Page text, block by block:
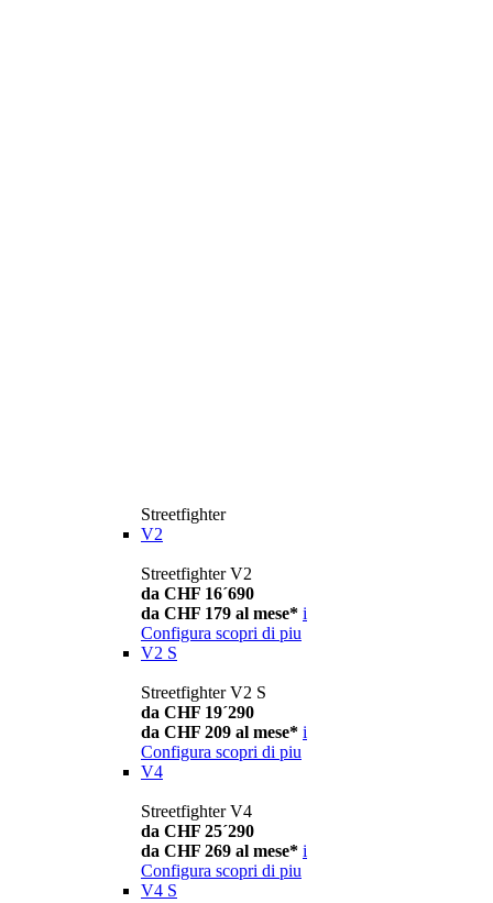
Streetfighter
V2
Streetfighter V2
da CHF 16´690
da CHF 179 al mese* i
Configura scopri di piu
V2 S
Streetfighter V2 S
da CHF 19´290
da CHF 209 al mese* i
Configura scopri di piu
V4
Streetfighter V4
da CHF 25´290
da CHF 269 al mese* i
Configura scopri di piu
V4 S